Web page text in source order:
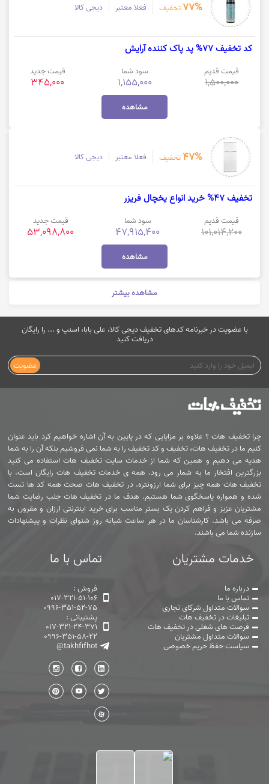
77% تخفیف فعلا معتبر دیجی کالا
کد تخفیف 77% پد پاک کننده آرایش
قیمت قدیم
1,500,000
سود شما
1,155,000
قیمت جدید
345,000
مشاهده
47% تخفیف فعلا معتبر دیجی کالا
تخفیف 47% خرید انواع یخچال فریزر
قیمت قدیم
101,014,200
سود شما
47,915,400
قیمت جدید
53,098,800
مشاهده
مشاهده بیشتر
با عضویت در خبرنامه کدهای تخفیف دیجی کالا، علی بابا، اسنپ و ... را رایگان
دریافت کنید
عضویت
چرا تخفیف هات ؟ علاوه بر مزایایی که در پایین به آن اشاره خواهیم کرد باید عنوان
کنیم ما در تخفیف هات، تخفیف و کد تخفیف را به شما نمی فروشیم بلکه آن را به شما
هدیه می دهیم و همین که شما از خدمات سایت تخفیف هات استفاده می کنید
بزرگترین افتخار ما به شمار می رود. همه ی خدمات تخفیف هات رایگان است. با
تخفیف هات همه چیز برای شما ارزونتره. در تخفیف هات صحت همه کد ها تست
شده و همواره پاسخگوی شما هستیم. هدف ما در تخفیف هات جلب رضایت شما
مشتریان عزیز و فراهم کردن یک بستر مناسب برای خرید اینترنتی ارزان و مقرون به
صرفه می باشد. کارشناسان ما در هر ساعت شبانه روز شنوای نظرات و پیشنهادات
سازنده شما می باشند.
خدمات مشتریان
درباره ما
تماس با ما
سوالات متداول شرکای تجاری
تبلیغات در تخفیف هات
فرصت های شغلی در تخفیف هات
سوالات متداول مشتریان
سیاست حفظ حریم خصوصی
تماس با ما
فروش :
017-321-51-106
0996-351-52-75
پشتیبانی :
017-321-24-371
0996-351-58-22
@takhfifhot